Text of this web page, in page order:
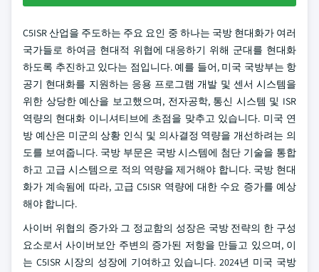
C5ISR 산업을 주도하는 주요 요인 중 하나는 국방 현대화가 여러
국가들로 하여금 현대적 위협에 대응하기 위해 군대를 현대화
하도록 추진하고 있다는 점입니다. 예를 들어, 미국 국방부는 항
공기 현대화를 지원하는 응용 프로그램 개발 및 센서 시스템을
위한 상당한 예산을 보고했으며, 전자공학, 통신 시스템 및 ISR
역량의 현대화 이니셔티브에 초점을 맞추고 있습니다. 미국 연
방 예산은 미군의 상황 인식 및 의사결정 역량을 개선하려는 의
도를 보여줍니다. 국방 부문은 국방 시스템에 첨단 기술을 통합
하고 고급 시스템으로 적의 역량을 제거해야 합니다. 국방 현대
화가 계속됨에 따라, 고급 C5ISR 역량에 대한 수요 증가를 예상
해야 합니다.
사이버 위협의 증가와 그 정교함의 성장은 국방 전략의 한 구성
요소로서 사이버보안 주변의 증가된 저항을 만들고 있으며, 이
는 C5ISR 시장의 성장에 기여하고 있습니다. 2024년 미국 국방